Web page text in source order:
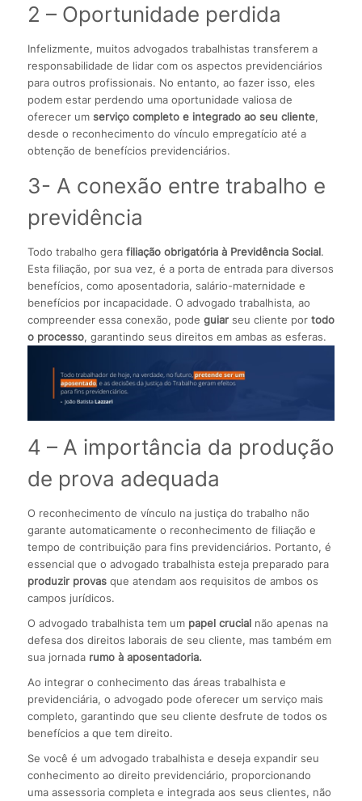
2 – Oportunidade perdida
Infelizmente, muitos advogados trabalhistas transferem a
responsabilidade de lidar com os aspectos previdenciários
para outros profissionais. No entanto, ao fazer isso, eles
podem estar perdendo uma oportunidade valiosa de
oferecer um serviço completo e integrado ao seu cliente,
desde o reconhecimento do vínculo empregatício até a
obtenção de benefícios previdenciários.
3- A conexão entre trabalho e
previdência
Todo trabalho gera filiação obrigatória à Previdência Social.
Esta filiação, por sua vez, é a porta de entrada para diversos
benefícios, como aposentadoria, salário-maternidade e
benefícios por incapacidade. O advogado trabalhista, ao
compreender essa conexão, pode guiarseu cliente por todo
o processo, garantindo seus direitos em ambas as esferas.
4 – A importância da produção
de prova adequada
O reconhecimento de vínculo na justiça do trabalho não
garante automaticamente o reconhecimento de filiação e
tempo de contribuição para fins previdenciários. Portanto, é
essencial que o advogado trabalhista esteja preparado para
produzir provasque atendam aos requisitos de ambos os
campos jurídicos.
O advogado trabalhista tem um papel crucialnão apenas na
defesa dos direitos laborais de seu cliente, mas também em
sua jornada rumo à aposentadoria.
Ao integrar o conhecimento das áreas trabalhista e
previdenciária, o advogado pode oferecer um serviço mais
completo, garantindo que seu cliente desfrute de todos os
benefícios a que tem direito.
Se você é um advogado trabalhista e deseja expandir seu
conhecimento ao direito previdenciário, proporcionando
uma assessoria completa e integrada aos seus clientes, não